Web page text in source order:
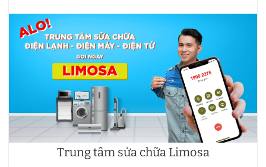
Trung tâm sửa chữa Limosa